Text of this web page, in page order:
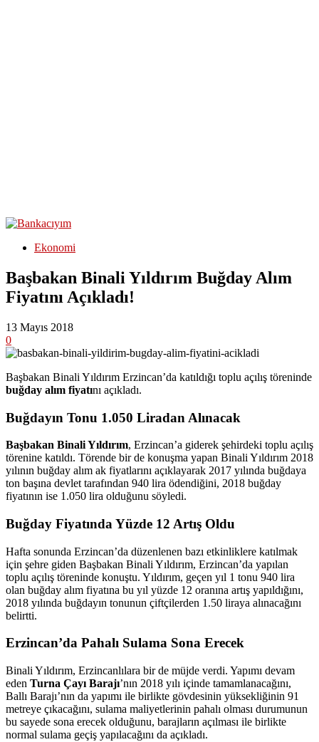
Ekonomi
Başbakan Binali Yıldırım Buğday Alım
Fiyatını Açıkladı!
13 Mayıs 2018
0
Başbakan Binali Yıldırım Erzincan’da katıldığı toplu açılış töreninde
buğday alım fiyatını açıkladı.
Buğdayın Tonu 1.050 Liradan Alınacak
Başbakan Binali Yıldırım, Erzincan’a giderek şehirdeki toplu açılış
törenine katıldı. Törende bir de konuşma yapan Binali Yıldırım 2018
yılının buğday alım ak fiyatlarını açıklayarak 2017 yılında buğdaya
ton başına devlet tarafından 940 lira ödendiğini, 2018 buğday
fiyatının ise 1.050 lira olduğunu söyledi.
Buğday Fiyatında Yüzde 12 Artış Oldu
Hafta sonunda Erzincan’da düzenlenen bazı etkinliklere katılmak
için şehre giden Başbakan Binali Yıldırım, Erzincan’da yapılan
toplu açılış töreninde konuştu. Yıldırım, geçen yıl 1 tonu 940 lira
olan buğday alım fiyatına bu yıl yüzde 12 oranına artış yapıldığını,
2018 yılında buğdayın tonunun çiftçilerden 1.50 liraya alınacağını
belirtti.
Erzincan’da Pahalı Sulama Sona Erecek
Binali Yıldırım, Erzincanlılara bir de müjde verdi. Yapımı devam
eden Turna Çayı Barajı’nın 2018 yılı içinde tamamlanacağını,
Ballı Barajı’nın da yapımı ile birlikte gövdesinin yüksekliğinin 91
metreye çıkacağını, sulama maliyetlerinin pahalı olması durumunun
bu sayede sona erecek olduğunu, barajların açılması ile birlikte
normal sulama geçiş yapılacağını da açıkladı.